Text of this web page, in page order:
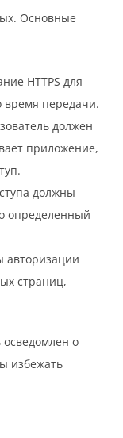
Основные
HTTPS для
время передачи.
должен
приложение,
должны
определенный
авторизации
страниц,
о
избежать